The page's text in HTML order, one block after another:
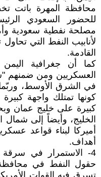
محافظة المهرة باتت
للحضور السعودي
مصلحة نفطية سعودية
لأنابيب النفط التي
القادمة.
كما أن جغرافية
العسكريين ومن ضمنهم
في الشرق الأوسط،
كونها تمتلك واجهة
كبيرة على خليج عمان
الخليج، وأيضاً إلى شمال
أميركا لبناء قواعد
أهداف.
4- الاستمرار في
حقول النفط في